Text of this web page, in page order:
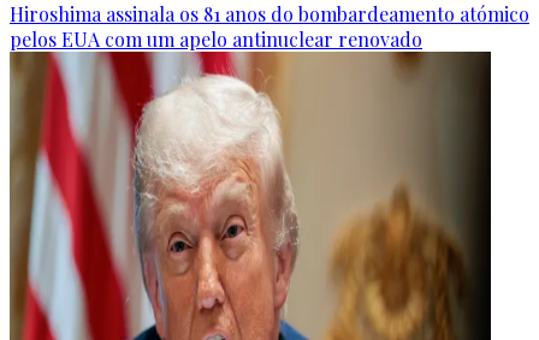
Hiroshima assinala os 81 anos do bombardeamento atómico
pelos EUA com um apelo antinuclear renovado